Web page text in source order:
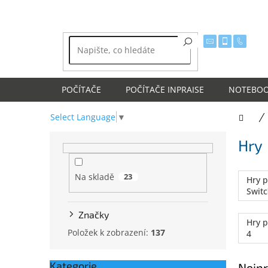
POČÍTAČE POČÍTAČE INPRAISE
Domů
a
Select Language ▼
Na skladě 23
Značky
Položek k zobrazení: 137
Přeskočit
Kategorie
Hry
Hry
Hry
4